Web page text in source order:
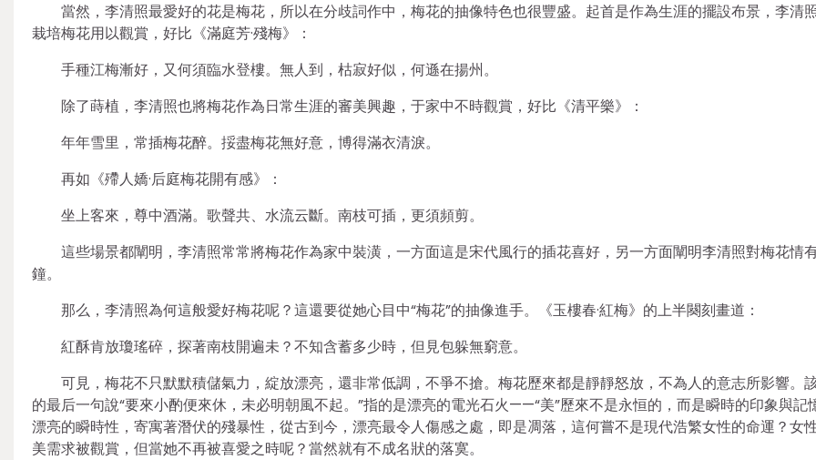
當然，李清照最愛好的花是梅花，所以在分歧詞作中，梅花的抽像特色也很豐盛。起首是作為生涯的擺設布景，李清
栽培梅花用以觀賞，好比《滿庭芳·殘梅》：
手種江梅漸好，又何須臨水登樓。無人到，枯寂好似，何遜在揚州。
除了蒔植，李清照也將梅花作為日常生涯的審美興趣，于家中不時觀賞，好比《清平樂》：
年年雪里，常插梅花醉。挼盡梅花無好意，博得滿衣清淚。
再如《殢人嬌·后庭梅花開有感》：
坐上客來，尊中酒滿。歌聲共、水流云斷。南枝可插，更須頻剪。
這些場景都闡明，李清照常常將梅花作為家中裝潢，一方面這是宋代風行的插花喜好，另一方面闡明李清照對梅花情
鐘。
那么，李清照為何這般愛好梅花呢？這還要從她心目中“梅花”的抽像進手。《玉樓春·紅梅》的上半闋刻畫道：
紅酥肯放瓊瑤碎，探著南枝開遍未？不知含蓄多少時，但見包躲無窮意。
可見，梅花不只默默積儲氣力，綻放漂亮，還非常低調，不爭不搶。梅花歷來都是靜靜怒放，不為人的意志所影響。
的最后一句說“要來小酌便來休，未必明朝風不起。”指的是漂亮的電光石火——“美”歷來不是永恒的，而是瞬時的印象與記
漂亮的瞬時性，寄寓著潛伏的殘暴性，從古到今，漂亮最令人傷感之處，即是凋落，這何嘗不是現代浩繁女性的命運？女
美需求被觀賞，但當她不再被喜愛之時呢？當然就有不成名狀的落寞。